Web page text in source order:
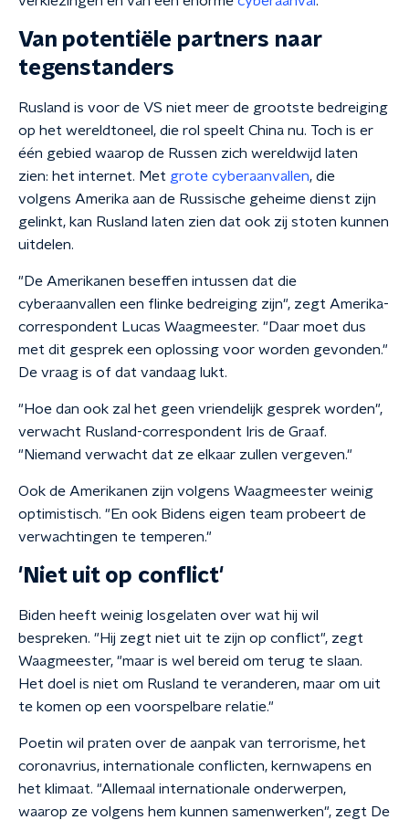
Van potentiële partners naar
tegenstanders
Rusland is voor de VS niet meer de grootste bedreiging
op het wereldtoneel, die rol speelt China nu. Toch is er
één gebied waarop de Russen zich wereldwijd laten
zien: het internet. Met grote cyberaanvallen, die
volgens Amerika aan de Russische geheime dienst zijn
gelinkt, kan Rusland laten zien dat ook zij stoten kunnen
uitdelen.
"De Amerikanen beseffen intussen dat die
cyberaanvallen een flinke bedreiging zijn", zegt Amerika-
correspondent Lucas Waagmeester. "Daar moet dus
met dit gesprek een oplossing voor worden gevonden."
De vraag is of dat vandaag lukt.
"Hoe dan ook zal het geen vriendelijk gesprek worden",
verwacht Rusland-correspondent Iris de Graaf.
"Niemand verwacht dat ze elkaar zullen vergeven."
Ook de Amerikanen zijn volgens Waagmeester weinig
optimistisch. "En ook Bidens eigen team probeert de
verwachtingen te temperen."
'Niet uit op conflict'
Biden heeft weinig losgelaten over wat hij wil
bespreken. "Hij zegt niet uit te zijn op conflict", zegt
Waagmeester, "maar is wel bereid om terug te slaan.
Het doel is niet om Rusland te veranderen, maar om uit
te komen op een voorspelbare relatie."
Poetin wil praten over de aanpak van terrorisme, het
coronavrius, internationale conflicten, kernwapens en
het klimaat. "Allemaal internationale onderwerpen,
waarop ze volgens hem kunnen samenwerken", zegt De